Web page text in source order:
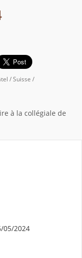
/ Suisse /
à la collégiale de
05/2024